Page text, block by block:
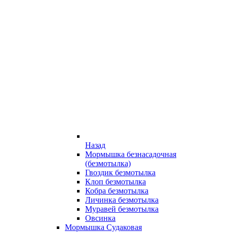
Назад
Мормышка безнасадочная
(безмотылка)
Гвоздик безмотылка
Клоп безмотылка
Кобра безмотылка
Личинка безмотылка
Муравей безмотылка
Овсинка
Мормышка Судаковая